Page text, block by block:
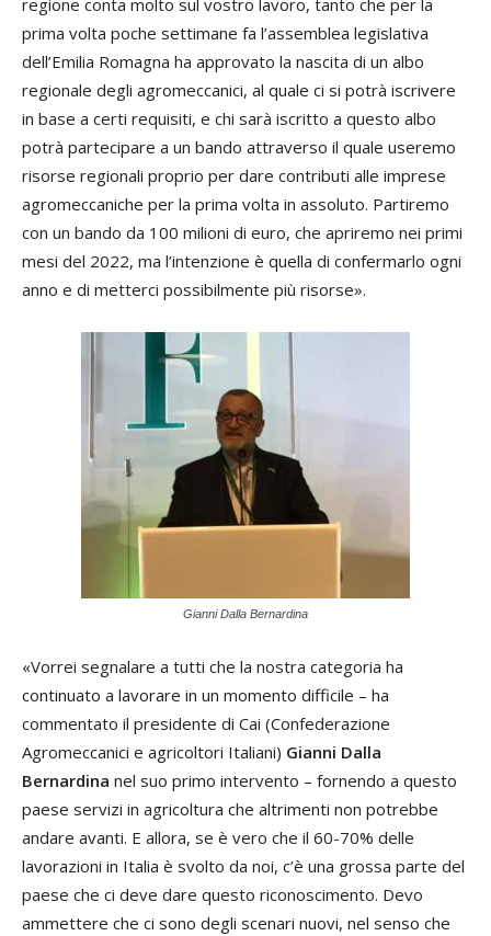
regione conta molto sul vostro lavoro, tanto che per la
prima volta poche settimane fa l’assemblea legislativa
dell’Emilia Romagna ha approvato la nascita di un albo
regionale degli agromeccanici, al quale ci si potrà iscrivere
in base a certi requisiti, e chi sarà iscritto a questo albo
potrà partecipare a un bando attraverso il quale useremo
risorse regionali proprio per dare contributi alle imprese
agromeccaniche per la prima volta in assoluto. Partiremo
con un bando da 100 milioni di euro, che apriremo nei primi
mesi del 2022, ma l’intenzione è quella di confermarlo ogni
anno e di metterci possibilmente più risorse».
Gianni Dalla Bernardina
«Vorrei segnalare a tutti che la nostra categoria ha
continuato a lavorare in un momento difficile – ha
commentato il presidente di Cai (Confederazione
Agromeccanici e agricoltori Italiani) Gianni Dalla
Bernardina nel suo primo intervento – fornendo a questo
paese servizi in agricoltura che altrimenti non potrebbe
andare avanti. E allora, se è vero che il 60-70% delle
lavorazioni in Italia è svolto da noi, c’è una grossa parte del
paese che ci deve dare questo riconoscimento. Devo
ammettere che ci sono degli scenari nuovi, nel senso che